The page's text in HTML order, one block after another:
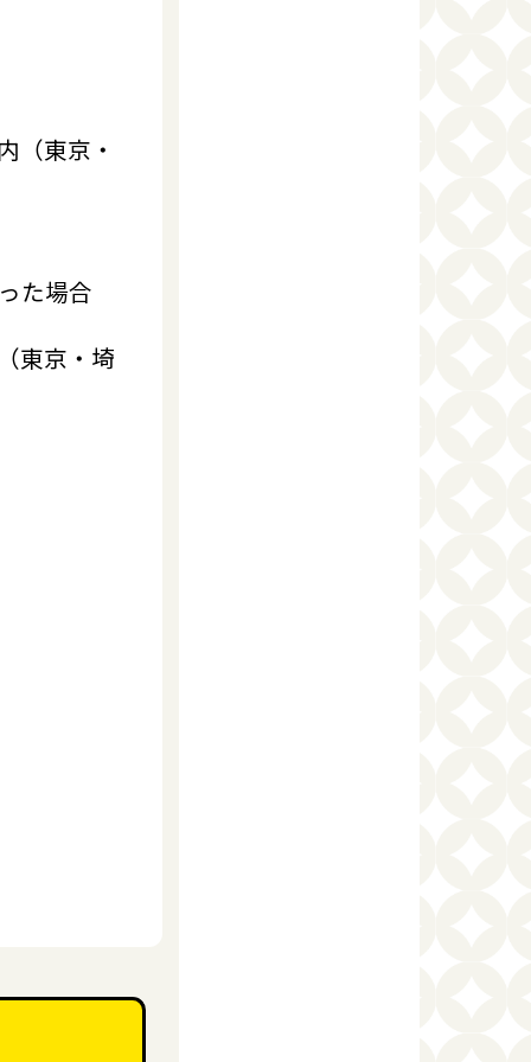
（東京・
た場合
東京・埼